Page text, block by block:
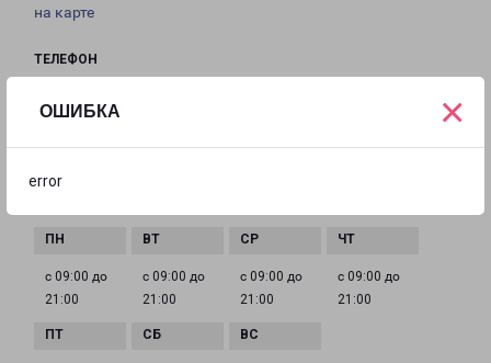
ОШИБКА
error
×
на карте
ТЕЛЕФОН
с 09:00 до
21:00
с 09:00 до
21:00
с 09:00 до
21:00
с 09:00 до
21:00